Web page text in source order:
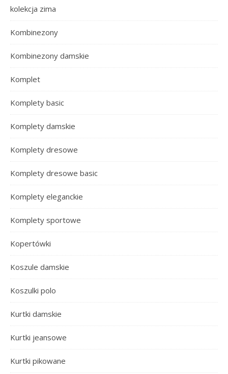
kolekcja zima
Kombinezony
Kombinezony damskie
Komplet
Komplety basic
Komplety damskie
Komplety dresowe
Komplety dresowe basic
Komplety eleganckie
Komplety sportowe
Kopertówki
Koszule damskie
Koszulki polo
Kurtki damskie
Kurtki jeansowe
Kurtki pikowane